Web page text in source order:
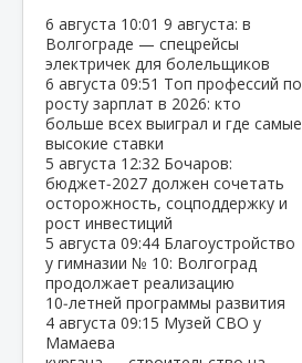
6 августа 10:01 9 августа: в
Волгограде — спецрейсы
электричек для болельщиков
6 августа 09:51 Топ профессий по
росту зарплат в 2026: кто
больше всех выиграл и где самые
высокие ставки
5 августа 12:32 Бочаров:
бюджет‑2027 должен сочетать
осторожность, соцподдержку и
рост инвестиций
5 августа 09:44 Благоустройство
у гимназии № 10: Волгоград
продолжает реализацию
10‑летней программы развития
4 августа 09:15 Музей СВО у
Мамаева